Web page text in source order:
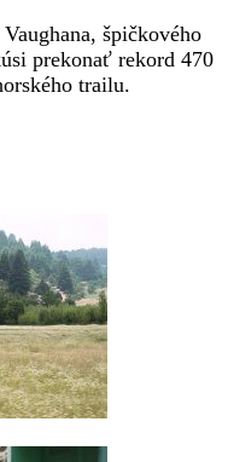
špičkového
prekonať rekord 470
trailu.